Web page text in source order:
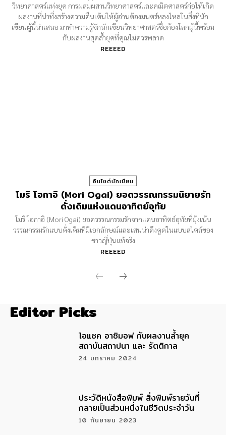
วิทยาศาสตร์แห่งยุค การผสมผสานวิทยาศาสตร์และคณิตศาสตร์ก่อให้เกิด
ผลงานที่น่าทึ่งสร้างความตื่นเต้นให้ผู้อ่านต้องมนตร์หลงไหลในสิ่งที่นัก
เขียนผู้นี้นำเสนอ มาทำความรู้จักนักเขียนวิทยาศาสตร์ชื่อก้องโลกผู้นี้พร้อม
กับผลงานสุดล้ำยุคที่คุณไม่ควรพลาด
REEEED
อินไซต์นักเขียน
โมริ โอกาอิ (Mori Ogai) ยอดวรรณกรรมนิยายรัก
ดั่งเดิมแห่งแดนอาทิตย์อุทัย
โมริ โอกาอิ (Mori Ogai) ยอดวรรณกรรมรักจากแดนอาทิตย์อุทัยที่มุ้งเน้น
วรรณกรรมรักแบบดั่งเดิมที่มีเอกลักษณ์และเสน่น่าดึงดูดในแบบสไตล์ของ
ชาวญี่ปุ่นแท้จริง
REEEED
Editor Picks
ไอแซค อาซิมอฟ กับผลงานล้ำยุค
สถาบันสถาปนา และ รัตติกาล
24 มกราคม 2024
ประวัติหนังสือพิมพ์ สิ่งพิมพ์รายวันที่
กลายเป็นส่วนหนึ่งในชีวิตประจำวัน
10 กันยายน 2023